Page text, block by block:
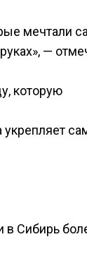
мечтали
—
которую
в Сибирь